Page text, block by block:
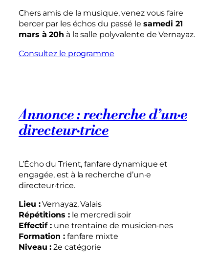
Chers amis de la musique, venez vous faire
bercer par les échos du passé le samedi 21
mars à 20h à la salle polyvalente de Vernayaz.
Consultez le programme
Annonce : recherche d’un·e
directeur·trice
L’Écho du Trient, fanfare dynamique et
engagée, est à la recherche d’un·e
directeur·trice.
Lieu :Vernayaz, Valais
Répétitions :le mercredi soir
Effectif : une trentaine de musicien·nes
Formation :fanfare mixte
Niveau : 2e catégorie